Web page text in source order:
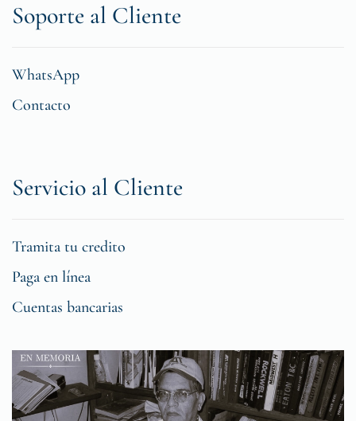
Soporte al Cliente
WhatsApp
Contacto
Servicio al Cliente
Tramita tu credito
Paga en línea
Cuentas bancarias